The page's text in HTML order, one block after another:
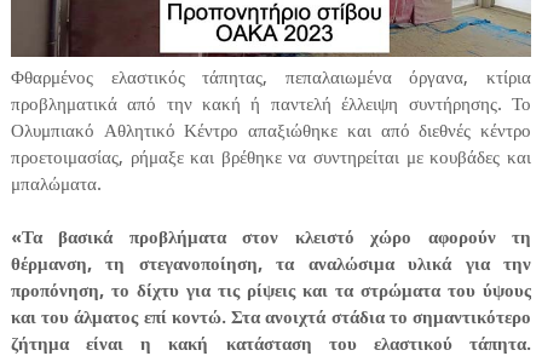
Φθαρμένος ελαστικός τάπητας, πεπαλαιωμένα όργανα, κτίρια
προβληματικά από την κακή ή παντελή έλλειψη συντήρησης. Το
Ολυμπιακό Αθλητικό Κέντρο απαξιώθηκε και από διεθνές κέντρο
προετοιμασίας, ρήμαξε και βρέθηκε να συντηρείται με κουβάδες και
μπαλώματα.
«Τα βασικά προβλήματα στον κλειστό χώρο αφορούν τη
θέρμανση, τη στεγανοποίηση, τα αναλώσιμα υλικά για την
προπόνηση, το δίχτυ για τις ρίψεις και τα στρώματα του ύψους
και του άλματος επί κοντώ. Στα ανοιχτά στάδια το σημαντικότερο
ζήτημα είναι η κακή κατάσταση του ελαστικού τάπητα.